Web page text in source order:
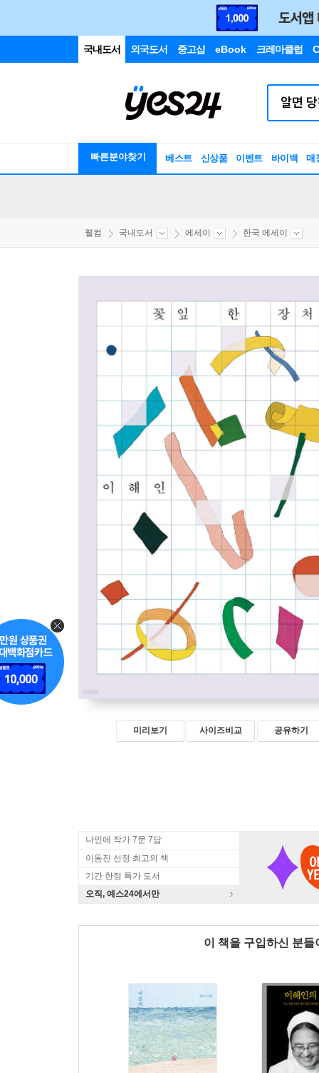
국내도서 외국도서 중고샵 eBook 크레마클럽
빠른분야찾기 베스트 신상품 이벤트 바이백 매
웰컴 국내도서 에세이 한국 에세이
미리보기 사이즈비교 공유하기
나민애 작가 7문 7답
이동진 선정 최고의 책
기간 한정 특가 도서
오직, 예스24에서만
이 책을 구입하신 분